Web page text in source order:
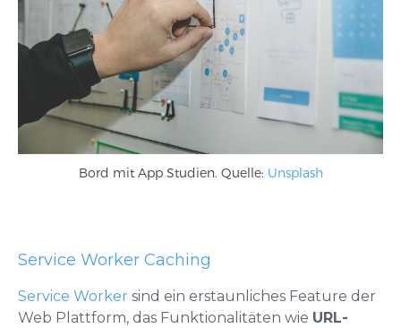
Bord mit App Studien. Quelle: Unsplash
Service Worker Caching
Service Worker sind ein erstaunliches Feature der
Web Plattform, das Funktionalitäten wie URL-